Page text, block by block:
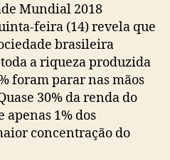
Mundial 2018
feira (14) revela que
brasileira
a riqueza produzida
foram parar nas mãos
30% da renda do
apenas 1% dos
concentração do